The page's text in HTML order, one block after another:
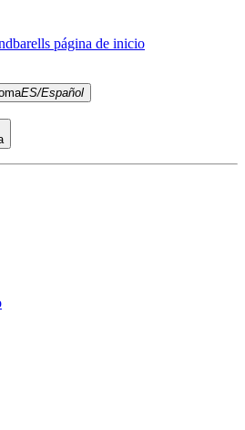
página de inicio
ES/Español